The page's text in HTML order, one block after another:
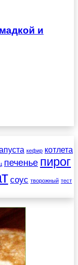
и
кефир котлета
печенье пирог
соус творожный тест